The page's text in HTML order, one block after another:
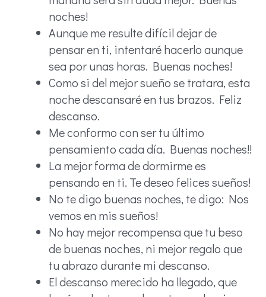
noches!
Aunque me resulte difícil dejar de
pensar en ti, intentaré hacerlo aunque
sea por unas horas. Buenas noches!
Como si del mejor sueño se tratara, esta
noche descansaré en tus brazos. Feliz
descanso.
Me conformo con ser tu último
pensamiento cada día. Buenas noches!!
La mejor forma de dormirme es
pensando en ti. Te deseo felices sueños!
No te digo buenas noches, te digo: Nos
vemos en mis sueños!
No hay mejor recompensa que tu beso
de buenas noches, ni mejor regalo que
tu abrazo durante mi descanso.
El descanso merecido ha llegado, que